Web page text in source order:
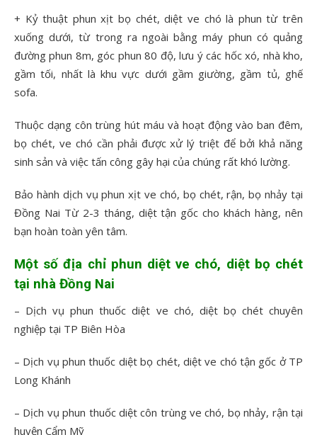
+ Kỷ thuật phun xịt bọ chét, diệt ve chó là phun từ trên
xuống dưới, từ trong ra ngoài bằng máy phun có quảng
đường phun 8m, góc phun 80 độ, lưu ý các hốc xó, nhà kho,
gầm tối, nhất là khu vực dưới gầm giường, gầm tủ, ghế
sofa.
Thuộc dạng côn trùng hút máu và hoạt động vào ban đêm,
bọ chét, ve chó cần phải được xử lý triệt để bởi khả năng
sinh sản và việc tấn công gây hại của chúng rất khó lường.
Bảo hành dịch vụ phun xịt ve chó, bọ chét, rận, bọ nhảy tại
Đồng Nai Từ 2-3 tháng, diệt tận gốc cho khách hàng, nên
bạn hoàn toàn yên tâm.
Một số địa chỉ phun diệt ve chó, diệt bọ chét
tại nhà Đồng Nai
– Dịch vụ phun thuốc diệt ve chó, diệt bọ chét chuyên
nghiệp tại TP Biên Hòa
– Dịch vụ phun thuốc diệt bọ chét, diệt ve chó tận gốc ở TP
Long Khánh
– Dịch vụ phun thuốc diệt côn trùng ve chó, bọ nhảy, rận tại
huyện Cẩm Mỹ